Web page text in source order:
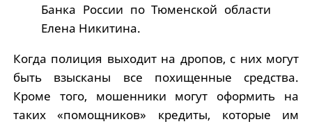
Банка России по Тюменской области
Елена Никитина.
Когда полиция выходит на дропов, с них могут
быть взысканы все похищенные средства.
Кроме того, мошенники могут оформить на
таких «помощников» кредиты, которые им